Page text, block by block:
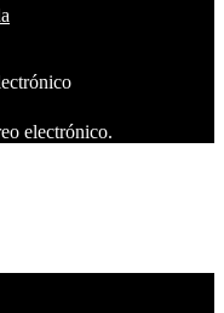
electrónico.